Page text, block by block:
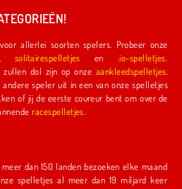
allerlei soorten spelers. Probeer onze
solitairespelletjes en .io-spelletjes
Fashionista's van alle leeftijden zullen dol zijn op onze aankleedspelletjes
jij de eerste coureur bent om over de
komen in onze spannenderacespelletjes
dan 150 landen bezoeken elke maand
spelletjes al meer dan 19 miljard keer